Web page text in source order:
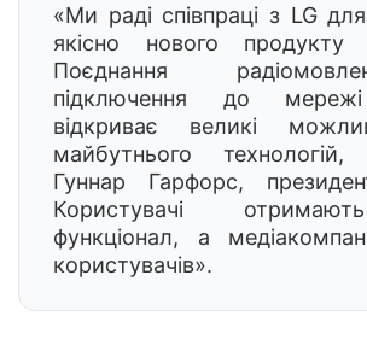
«Ми раді співпраці з LG
якісно нового
Поєднання
підключення до мережі
відкриває великі
майбутнього
Гуннар Гарфорс,
Користувачі
функціонал, а
користувачів».